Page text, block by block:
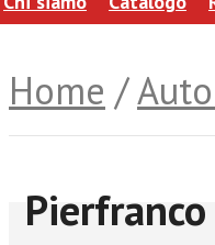
Home /